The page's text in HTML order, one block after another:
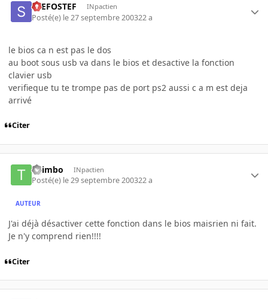
STEFOSTEF INpactien
Posté(e) le 27 septembre 200322 a
le bios ca n est pas le dos
au boot sous usb va dans le bios et desactive la fonction
clavier usb
verifieque tu te trompe pas de port ps2 aussi c a m est deja
arrivé
Citer
TiJimbo INpactien
Posté(e) le 29 septembre 200322 a
AUTEUR
J'ai déjà désactiver cette fonction dans le bios maisrien ni fait.
Je n'y comprend rien!!!!
Citer